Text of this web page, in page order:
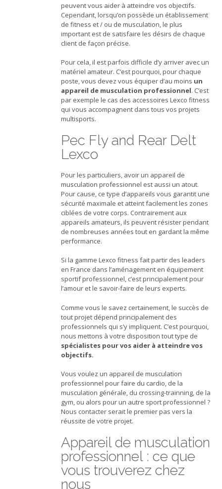
peuvent vous aider à atteindre vos objectifs.
Cependant, lorsqu’on possède un établissement
de fitness et / ou de musculation, le plus
important est de satisfaire les désirs de chaque
client de façon précise.
Pour cela, il est parfois difficile d’y arriver avec un
matériel amateur. C’est pourquoi, pour chaque
poste, vous devez vous équiper d’au moins un
appareil de musculation professionnel. C’est
par exemple le cas des accessoires Lexco fitness
qui vous accompagnent dans tous vos projets
multisports.
Pec Fly and Rear Delt
Lexco
Pour les particuliers, avoir un appareil de
musculation professionnel est aussi un atout.
Pour cause, ce type d’appareils vous garantit une
sécurité maximale et atteint facilement les zones
ciblées de votre corps. Contrairement aux
appareils amateurs, ils peuvent résister pendant
de nombreuses années tout en gardant la même
performance.
Si la gamme Lexco fitness fait partir des leaders
en France dans l’aménagement en équipement
sportif professionnel, c’est principalement pour
l’amour et le savoir-faire de leurs experts.
Comme vous le savez certainement, le succès de
tout projet dépend principalement des
professionnels qui s’y impliquent. C’est pourquoi,
nous mettons à votre disposition tout type de
spécialistes pour vos aider à atteindre vos
objectifs.
Vous voulez un appareil de musculation
professionnel pour faire du cardio, de la
musculation générale, du crossing-trainning, de la
gym, ou alors pour un autre sport professionnel ?
Nous contacter serait le premier pas vers la
réussite de votre projet.
Appareil de musculation
professionnel : ce que
vous trouverez chez
nous